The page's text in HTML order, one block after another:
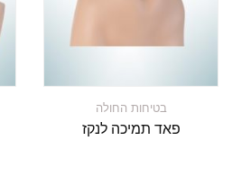
בטיחות החולה
פאד תמיכה לנקז